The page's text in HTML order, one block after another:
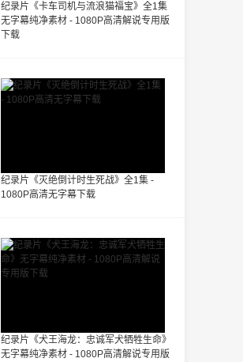
纪录片《卡车司机与流浪猫福宝》全1集
无字幕纯净素材 - 1080P高清解说专用版
下载
纪录片《灭绝倒计时生死战》全1集 -
1080P高清无字幕下载
纪录片《犬王海龙：忠诚军犬牺牲生命》
无字幕纯净素材 - 1080P高清解说专用版